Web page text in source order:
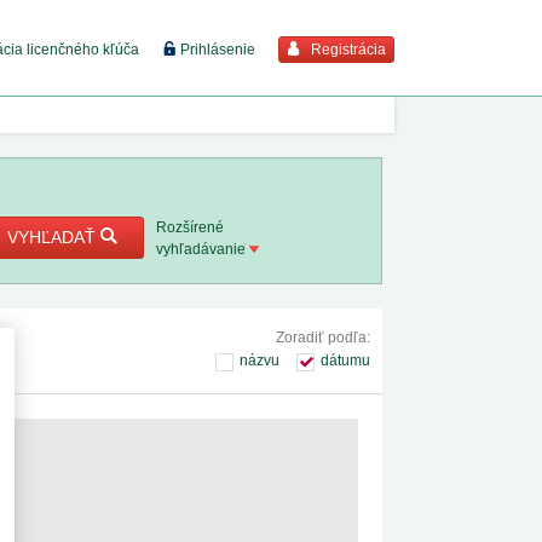
licenčného kľúča Prihlásenie Registrácia
viac
8. 2026
2. 8.
8.
8. 2026
VYHĽADAŤ
Rozšírené
vyhľadávanie
Zoradiť podľa:
názvu
dátumu